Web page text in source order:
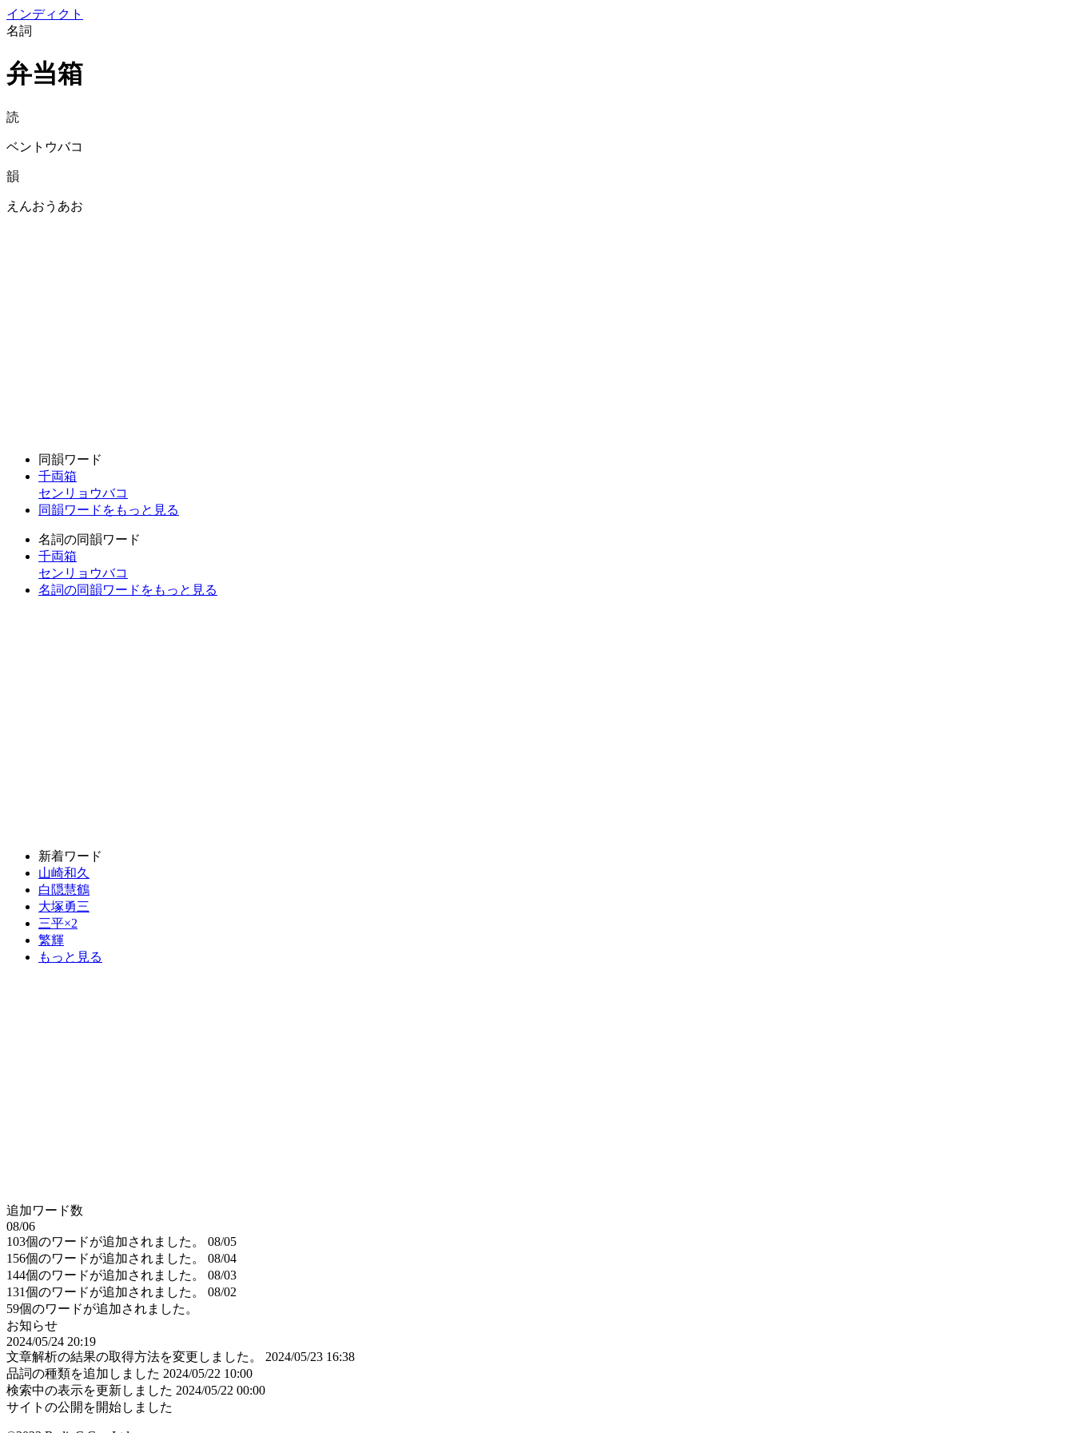
インディクト
名詞
弁当箱
読
ベントウバコ
韻
えんおうあお
同韻ワード
千両箱
センリョウバコ
同韻ワードをもっと見る
名詞の同韻ワード
千両箱
センリョウバコ
名詞の同韻ワードをもっと見る
新着ワード
山崎和久
白隠慧鶴
大塚勇三
三平×2
繁輝
もっと見る
追加ワード数
08/06
103個のワードが追加されました。
08/05
156個のワードが追加されました。
08/04
144個のワードが追加されました。
08/03
131個のワードが追加されました。
08/02
59個のワードが追加されました。
お知らせ
2024/05/24 20:19
文章解析の結果の取得方法を変更しました。
2024/05/23 16:38
品詞の種類を追加しました 2024/05/22 10:00
検索中の表示を更新しました 2024/05/22 00:00
サイトの公開を開始しました